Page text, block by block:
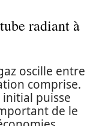
radiant à
oscille entre
comprise.
puisse
de le